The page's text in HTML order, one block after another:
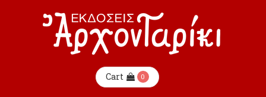
Cart 0